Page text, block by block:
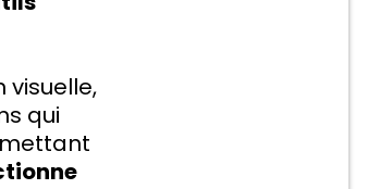
visuelle,
qui